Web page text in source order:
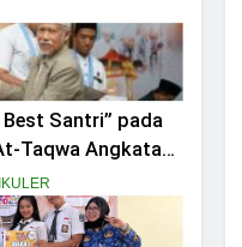
Semangat Gotong
5 Bulan Ago
Kapolres
Dua Siswa SMAN
8 Bulan Ago
Band TAROT
Best Santri” pada
Taqwa Angkatan